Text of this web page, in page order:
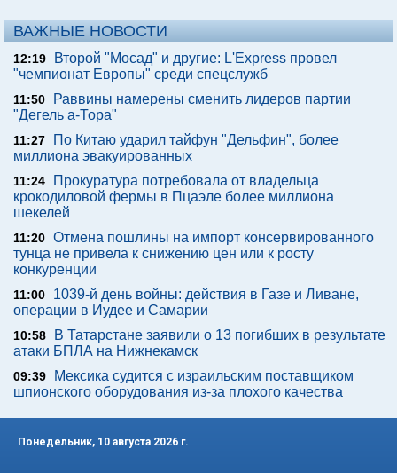
ВАЖНЫЕ НОВОСТИ
12:19
Второй "Мосад" и другие: L'Express провел
"чемпионат Европы" среди спецслужб
11:50
Раввины намерены сменить лидеров партии
"Дегель а-Тора"
11:27
По Китаю ударил тайфун "Дельфин", более
миллиона эвакуированных
11:24
Прокуратура потребовала от владельца
крокодиловой фермы в Пцаэле более миллиона
шекелей
11:20 Отмена пошлины на импорт консервированного
тунца не привела к снижению цен или к росту
конкуренции
11:00
1039-й день войны: действия в Газе и Ливане,
операции в Иудее и Самарии
10:58
В Татарстане заявили о 13 погибших в результате
атаки БПЛА на Нижнекамск
09:39
Мексика судится с израильским поставщиком
шпионского оборудования из-за плохого качества
Понедельник, 10 августа 2026 г.